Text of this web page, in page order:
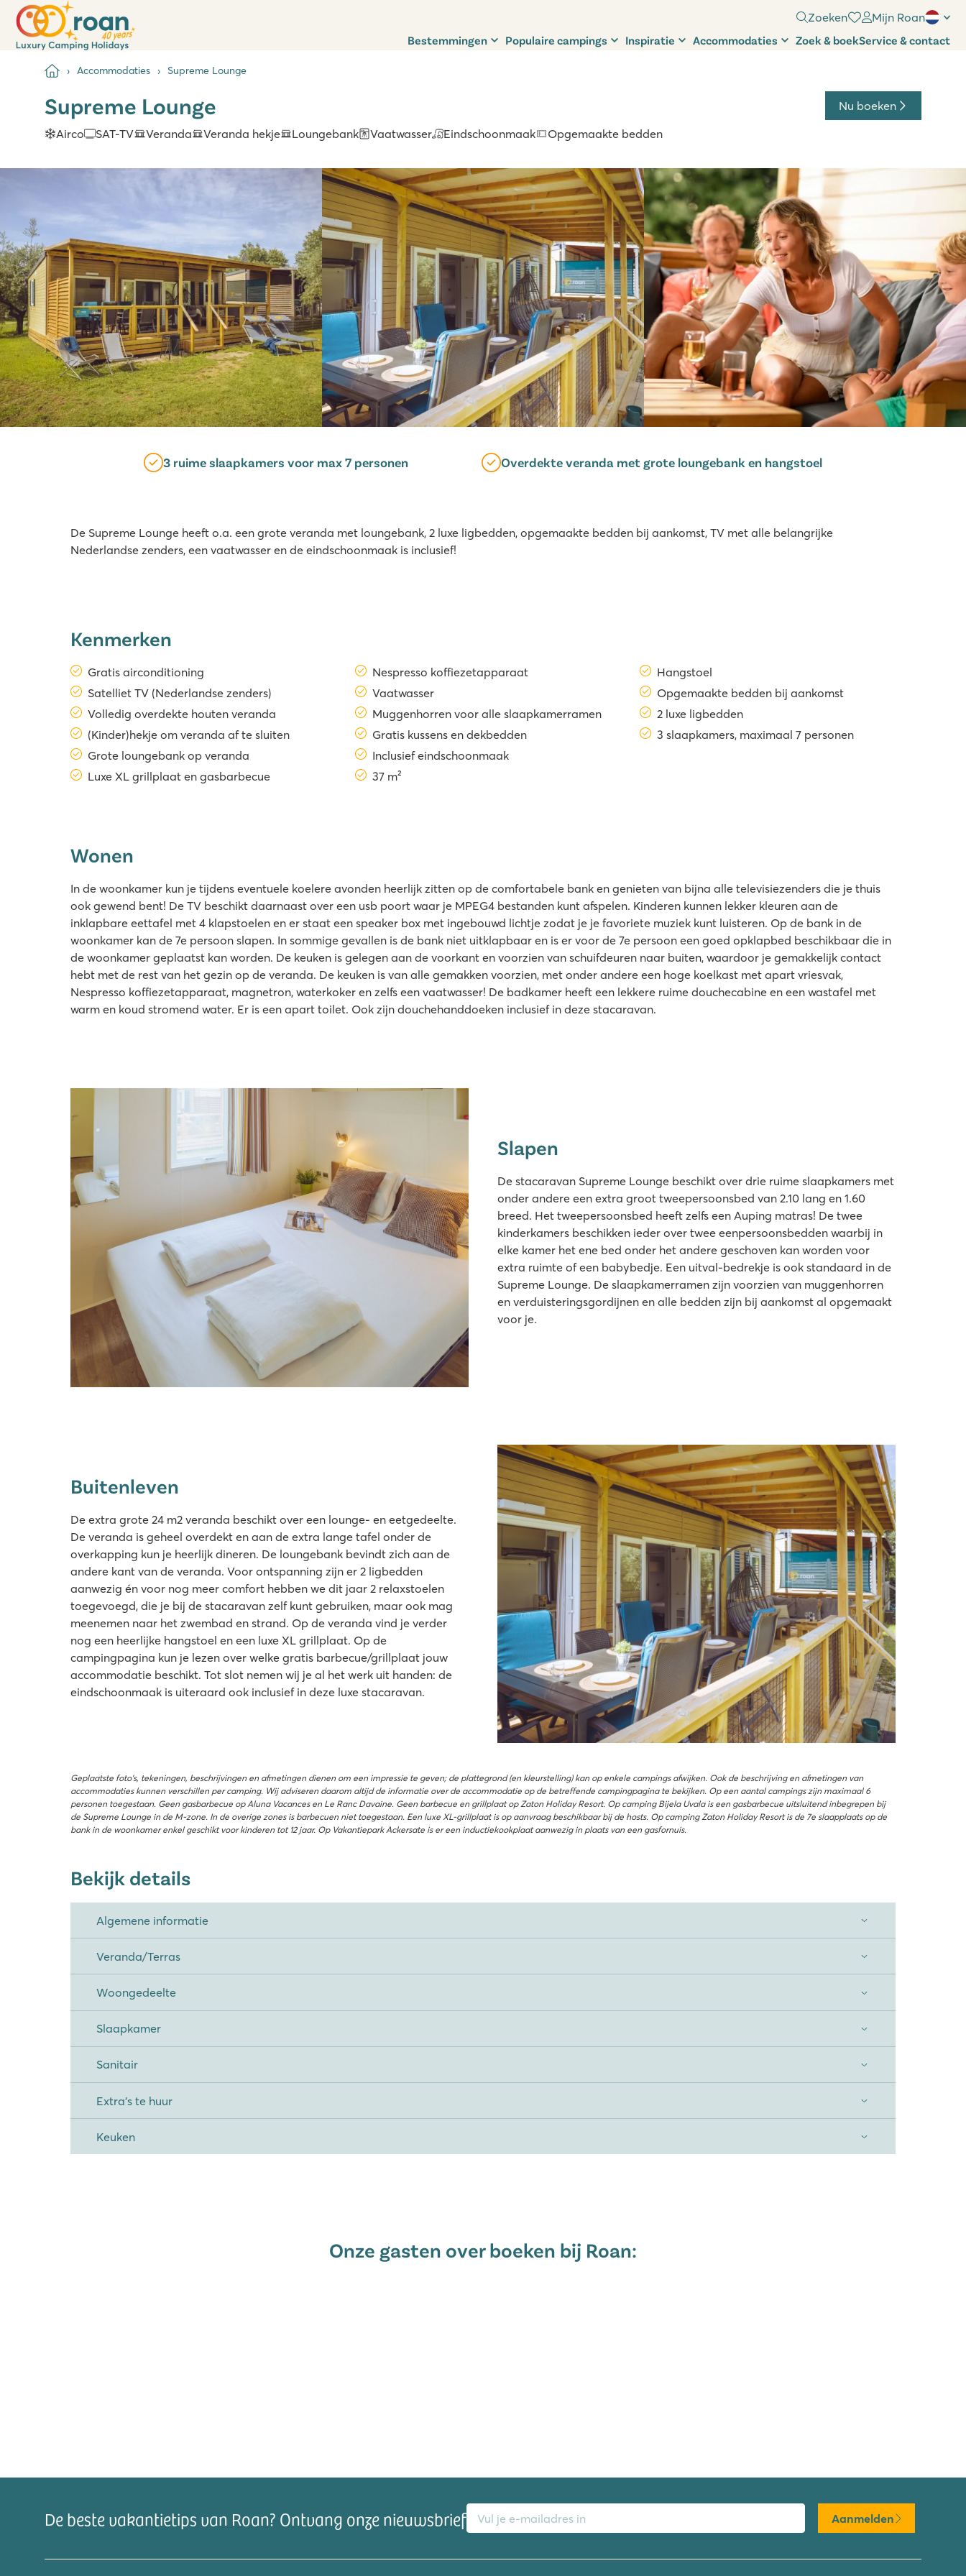
Zoeken Mijn Roan
Bestemmingen Populaire campings Inspiratie Accommodaties Zoek & boekService & contact
Accommodaties Supreme Lounge
Supreme Lounge
Airco SAT-TV Veranda Veranda hekje Loungebank Vaatwasser Eindschoonmaak Opgemaakte bedden
Nu boeken
3 ruime slaapkamers voor max 7 personen Overdekte veranda met grote loungebank en hangstoel
De Supreme Lounge heeft o.a. een grote veranda met loungebank, 2 luxe ligbedden, opgemaakte bedden bij aankomst, TV met alle belangrijke
Nederlandse zenders, een vaatwasser en de eindschoonmaak is inclusief!
Kenmerken
Gratis airconditioning
Satelliet TV (Nederlandse zenders)
Volledig overdekte houten veranda
(Kinder)hekje om veranda af te sluiten
Grote loungebank op veranda
Luxe XL grillplaat en gasbarbecue
Nespresso koffiezetapparaat
Vaatwasser
Muggenhorren voor alle slaapkamerramen
Gratis kussens en dekbedden
Inclusief eindschoonmaak
37 m²
Hangstoel
Opgemaakte bedden bij aankomst
2 luxe ligbedden
3 slaapkamers, maximaal 7 personen
Wonen
In de woonkamer kun je tijdens eventuele koelere avonden heerlijk zitten op de comfortabele bank en genieten van bijna alle televisiezenders die je thuis
ook gewend bent! De TV beschikt daarnaast over een usb poort waar je MPEG4 bestanden kunt afspelen. Kinderen kunnen lekker kleuren aan de
inklapbare eettafel met 4 klapstoelen en er staat een speaker box met ingebouwd lichtje zodat je je favoriete muziek kunt luisteren. Op de bank in de
woonkamer kan de 7e persoon slapen. In sommige gevallen is de bank niet uitklapbaar en is er voor de 7e persoon een goed opklapbed beschikbaar die in
de woonkamer geplaatst kan worden. De keuken is gelegen aan de voorkant en voorzien van schuifdeuren naar buiten, waardoor je gemakkelijk contact
hebt met de rest van het gezin op de veranda. De keuken is van alle gemakken voorzien, met onder andere een hoge koelkast met apart vriesvak,
Nespresso koffiezetapparaat, magnetron, waterkoker en zelfs een vaatwasser! De badkamer heeft een lekkere ruime douchecabine en een wastafel met
warm en koud stromend water. Er is een apart toilet. Ook zijn douchehanddoeken inclusief in deze stacaravan.
Slapen
De stacaravan Supreme Lounge beschikt over drie ruime slaapkamers met
onder andere een extra groot tweepersoonsbed van 2.10 lang en 1.60
breed. Het tweepersoonsbed heeft zelfs een Auping matras! De twee
kinderkamers beschikken ieder over twee eenpersoonsbedden waarbij in
elke kamer het ene bed onder het andere geschoven kan worden voor
extra ruimte of een babybedje. Een uitval-bedrekje is ook standaard in de
Supreme Lounge. De slaapkamerramen zijn voorzien van muggenhorren
en verduisteringsgordijnen en alle bedden zijn bij aankomst al opgemaakt
voor je.
Buitenleven
De extra grote 24 m2 veranda beschikt over een lounge- en eetgedeelte.
De veranda is geheel overdekt en aan de extra lange tafel onder de
overkapping kun je heerlijk dineren. De loungebank bevindt zich aan de
andere kant van de veranda. Voor ontspanning zijn er 2 ligbedden
aanwezig én voor nog meer comfort hebben we dit jaar 2 relaxstoelen
toegevoegd, die je bij de stacaravan zelf kunt gebruiken, maar ook mag
meenemen naar het zwembad en strand. Op de veranda vind je verder
nog een heerlijke hangstoel en een luxe XL grillplaat. Op de
campingpagina kun je lezen over welke gratis barbecue/grillplaat jouw
accommodatie beschikt. Tot slot nemen wij je al het werk uit handen: de
eindschoonmaak is uiteraard ook inclusief in deze luxe stacaravan.
Geplaatste foto’s, tekeningen, beschrijvingen en afmetingen dienen om een impressie te geven; de plattegrond (en kleurstelling) kan op enkele campings afwijken. Ook de beschrijving en afmetingen van
accommodaties kunnen verschillen per camping. Wij adviseren daarom altijd de informatie over de accommodatie op de betreffende campingpagina te bekijken. Op een aantal campings zijn maximaal 6
personen toegestaan. Geen gasbarbecue op Aluna Vacances en Le Ranc Davaine. Geen barbecue en grillplaat op Zaton Holiday Resort. Op camping Bijela Uvala is een gasbarbecue uitsluitend inbegrepen bij
de Supreme Lounge in de M-zone. In de overige zones is barbecuen niet toegestaan. Een luxe XL-grillplaat is op aanvraag beschikbaar bij de hosts. Op camping Zaton Holiday Resort is de 7e slaapplaats op de
bank in de woonkamer enkel geschikt voor kinderen tot 12 jaar. Op Vakantiepark Ackersate is er een inductiekookplaat aanwezig in plaats van een gasfornuis.
Bekijk details
Algemene informatie
Veranda/Terras
Woongedeelte
Slaapkamer
Sanitair
Extra's te huur
Keuken
Onze gasten over boeken bij Roan:
De beste vakantietips van Roan? Ontvang onze nieuwsbrief
E-mailadres
Aanmelden